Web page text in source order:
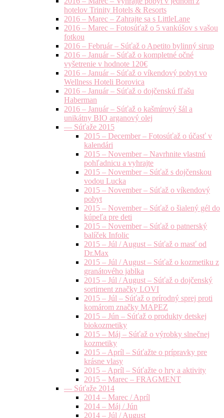
hotelov Trinity Hotels & Resorts
2016 – Marec – Zahrajte sa s LittleLane
2016 – Marec – Fotosúťaž o 5 vankúšov s vašou
fotkou
2016 – Február – Súťaž o Apetito bylinný sirup
2016 – Január – Súťaž o kompletné očné
vyšetrenie v hodnote 120€
2016 – Január – Súťaž o víkendový pobyt vo
Wellness Hoteli Borovica
2016 – Január – Súťaž o dojčenskú fľašu
Haberman
2016 – Január – Súťaž o kašmírový šál a
unikátny BIO arganový olej
— Súťaže 2015
2015 – December – Fotosúťaž o účasť v
kalendári
2015 – November – Navrhnite vlastnú
pohľadnicu a vyhrajte
2015 – November – Súťaž s dojčenskou
vodou Lucka
2015 – November – Súťaž o víkendový
pobyt
2015 – November – Súťaž o šialený gél do
kúpeľa pre deti
2015 – November – Súťaž o patnerský
balíček Infolic
2015 – Júl / August – Súťaž o masť od
Dr.Max
2015 – Júl / August – Súťaž o kozmetiku z
granátového jablka
2015 – Júl / August – Súťaž o dojčenský
sortiment značky LOVI
2015 – Júl – Súťaž o prírodný sprej proti
komárom značky MAPEZ
2015 – Jún – Súťaž o produkty detskej
biokozmetiky
2015 – Máj – Súťaž o výrobky slnečnej
kozmetiky
2015 – Apríl – Súťažte o prípravky pre
krásne vlasy
2015 – Apríl – Súťažte o hry a aktivity
2015 – Marec – FRAGMENT
— Súťaže 2014
2014 – Marec / Apríl
2014 – Máj / Jún
2014 – Júl / August